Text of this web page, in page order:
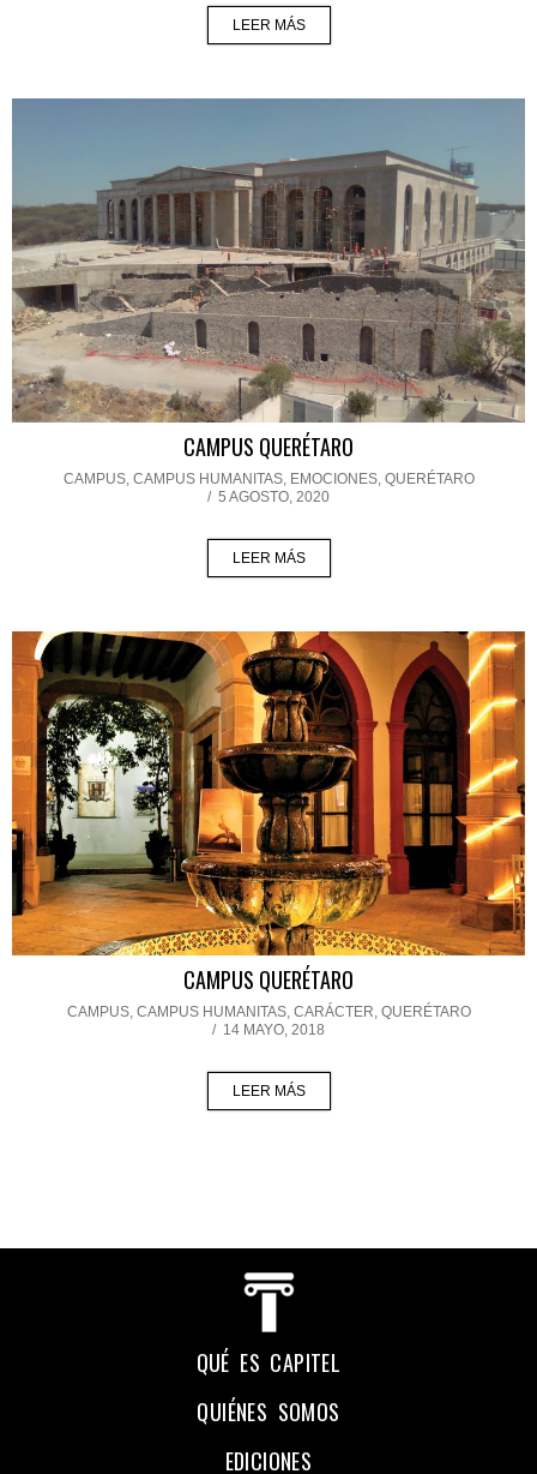
LEER MÁS
CAMPUS QUERÉTARO
CAMPUS, CAMPUS HUMANITAS, EMOCIONES, QUERÉTARO
/ 5 AGOSTO, 2020
LEER MÁS
CAMPUS QUERÉTARO
CAMPUS, CAMPUS HUMANITAS, CARÁCTER QUERÉTARO
/ 14 MAYO, 2018
LEER MÁS
QUÉ ES CAPITEL
QUIÉNES SOMOS
EDICIONES